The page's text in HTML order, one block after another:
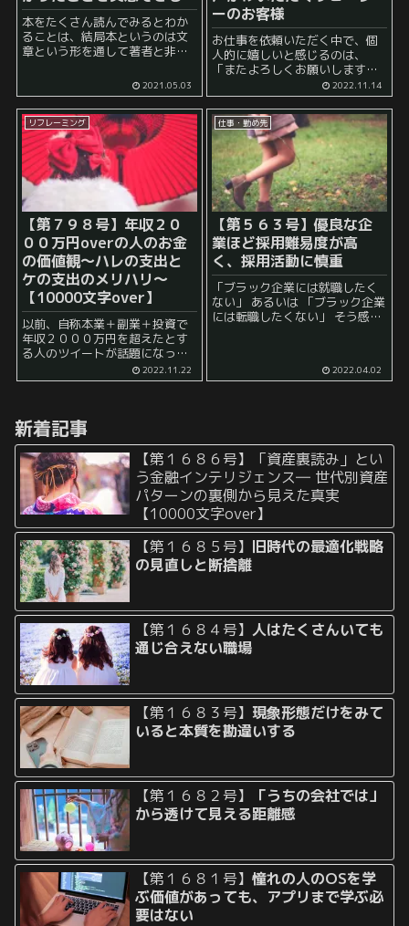
本をたくさん読んでみるとわか
ることは、結局本というのは文
章という形を通して著者と非同
っているということです。 会話
のように同期型のコミュニケー
ションを取っているときの違い
は、リアルタイムに情報の受け
手の反...
2021.05.03
ーのお客様
お仕事を依頼いただく中で、個
人的に嬉しいと感じるのは、
「またよろしくお願いします」
にリピーターとして、私個人に
対してお声がけいただく時で
す。 世の中には色々なタイプの
仕事があります...
2022.11.14
リフレーミング
【第７９８号】年収２０
００万円overの人のお金
の価値観～ハレの支出と
ケの支出のメリハリ～
【10000文字over】
以前、自称本業＋副業＋投資で
年収２０００万円を超えたとす
る人のツイートが話題になって
族だそうですが、 それによれ
頼...
2022.11.22
仕事・勤め先
【第５６３号】優良な企
業ほど採用難易度が高
く、採用活動に慎重
「ブラック企業には就職したく
ない」 あるいは 「ブラック企業
には転職したくない」 そう感じ
ブラック企業なのかどうかはよ
2022.04.02
新着記事
【第１６８６号】「資産裏読み」とい
う金融インテリジェンス― 世代別資産
パターンの裏側から見えた真実
【10000文字over】
【第１６８５号】 旧時代の最適化戦略
の見直しと断捨離
【第１６８４号】人はたくさんいても
通じ合えない職場
【第１６８３号】現象形態だけをみて
いると本質を勘違いする
【第１６８２号】
「うちの会社では」
から透けて見える距離感
【第１６８１号】憧れの人のOSを学
ぶ価値があっても、アプリまで学ぶ必
要はない